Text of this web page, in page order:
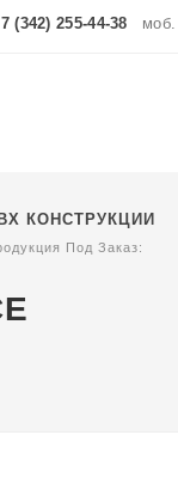
(342) 255-44-38 моб.
КОНСТРУКЦИИ
Под Заказ: